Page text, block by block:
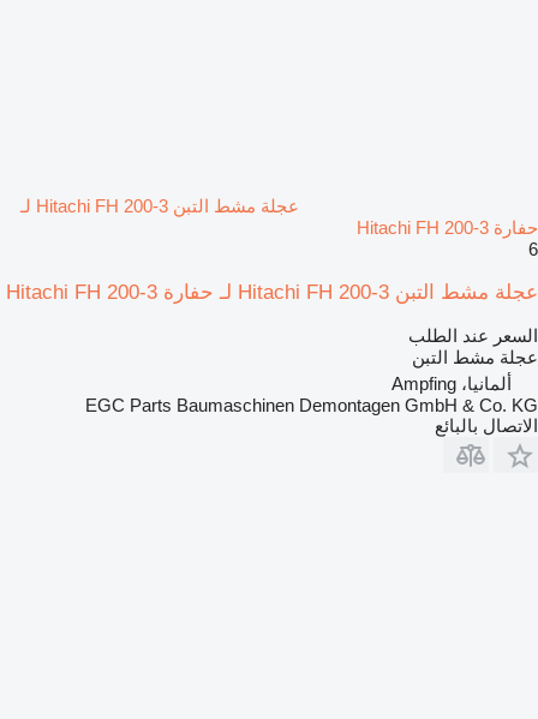
عجلة مشط التبن Hitachi FH 200-3 لـ
حفارة Hitachi FH 200-3
6
عجلة مشط التبن Hitachi FH 200-3 لـ حفارة Hitachi FH 200-3
السعر عند الطلب
عجلة مشط التبن
ألمانيا، Ampfing
EGC Parts Baumaschinen Demontagen GmbH & Co. KG
الاتصال بالبائع